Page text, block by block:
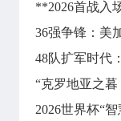
36强争锋：美
48队扩军时代
“克罗地亚之